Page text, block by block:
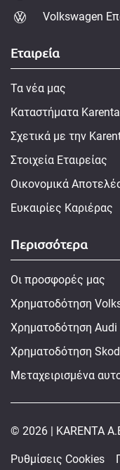
Volkswagen
Εταιρεία
Τα νέα μας
Καταστήματα Karenta
Σχετικά με την
Στοιχεία Εταιρείας
Οικονομικά
Ευκαιρίες Καριέρας
Περισσότερα
Οι προσφορές μας
Χρηματοδότηση
Χρηματοδότηση Audi
Χρηματοδότηση
Μεταχειρισμένα
© 2026 | KARENTA
Ρυθμίσεις Cookies